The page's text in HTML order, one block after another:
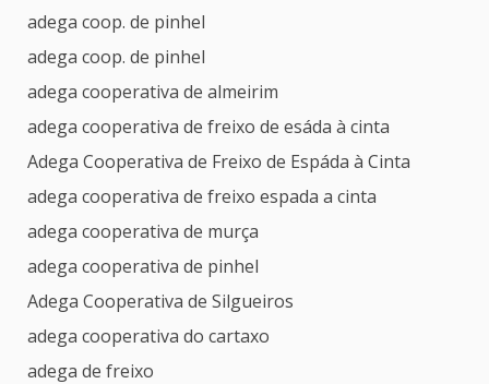
adega coop. de pinhel
adega coop. de pinhel
adega cooperativa de almeirim
adega cooperativa de freixo de esáda à cinta
Adega Cooperativa de Freixo de Espáda à Cinta
adega cooperativa de freixo espada a cinta
adega cooperativa de murça
adega cooperativa de pinhel
Adega Cooperativa de Silgueiros
adega cooperativa do cartaxo
adega de freixo